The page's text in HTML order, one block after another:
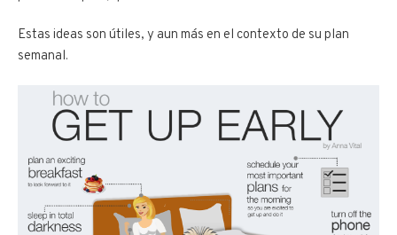
Estas ideas son útiles, y aun más en el contexto de su plan
semanal.